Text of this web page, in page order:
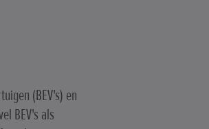
(BEV's) en
BEV's als